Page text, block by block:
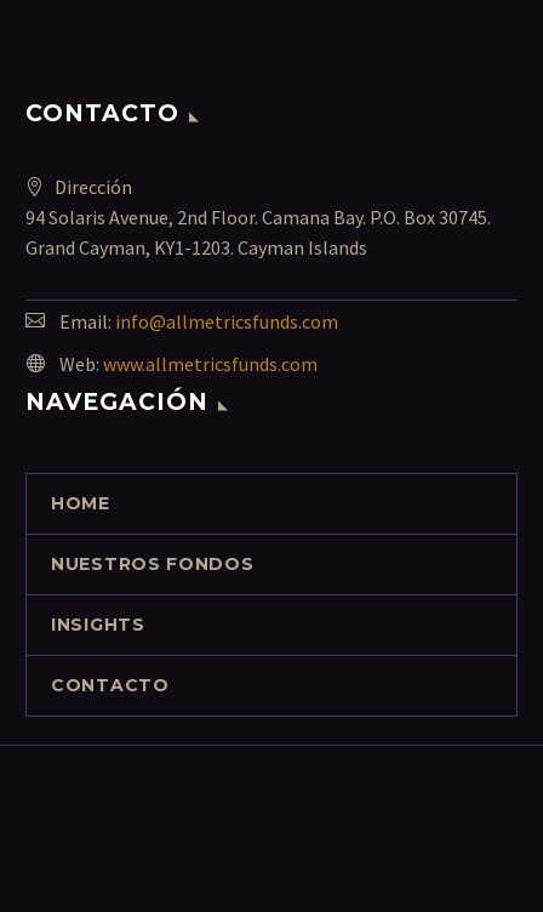
CONTACTO
Dirección
94 Solaris Avenue, 2nd Floor. Camana Bay. P.O. Box 30745.
Grand Cayman, KY1-1203. Cayman Islands
Email: info@allmetricsfunds.com
Web: www.allmetricsfunds.com
NAVEGACIÓN
HOME
NUESTROS FONDOS
INSIGHTS
CONTACTO